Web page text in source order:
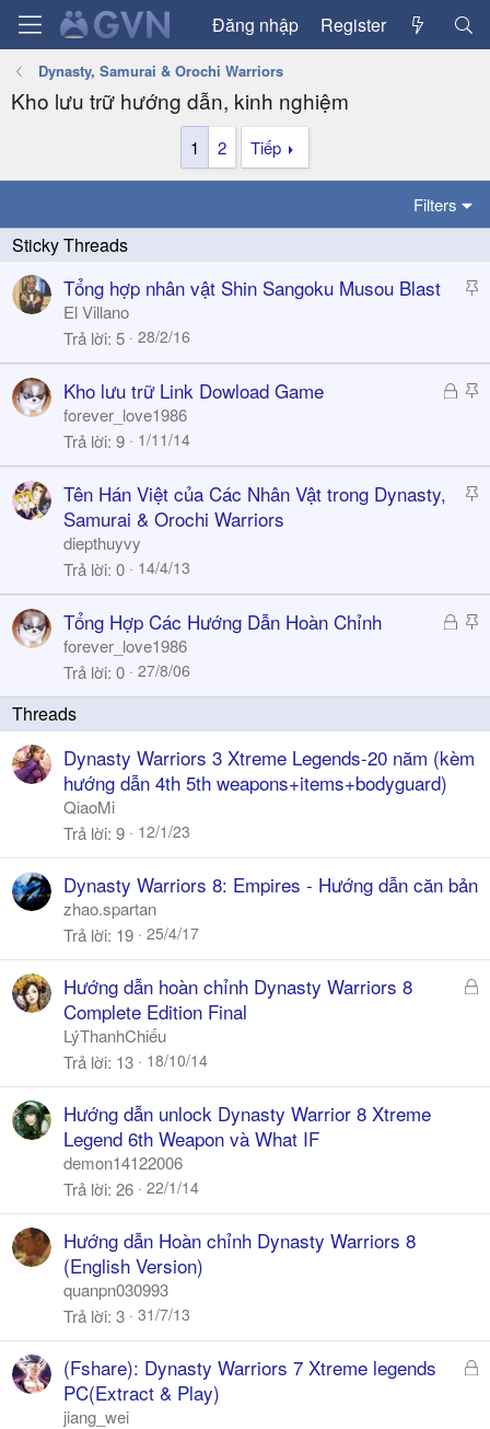
Đăng nhập Register
Dynasty, Samurai & Orochi Warriors
Kho lưu trữ hướng dẫn, kinh nghiệm
1 2 Tiếp
Filters
S
c
k
Tổng hợp nhân vật Shin Sangoku Musou Blast
El Villano
Trả lời 5 28/2/16
Đ
h
S
c
k
Kho lưu trữ Link Dowload Game
forever_love1986
Trả lời 9 1/11/14
S
k
y
Tên Hán Việt của Các Nhân Vật trong Dynasty,
Samurai & Orochi Warriors
diepthuyvy
Trả lời 0 14/4/13
Đ
h
a
S
c
y
Tổng Hợp Các Hướng Dẫn Hoàn Chỉnh
forever_love1986
Trả lời 0 27/8/06
Dynasty Warriors 3 Xtreme Legends-20 năm (kèm
hướng dẫn 4th 5th weapons+items+bodyguard)
QiaoMi
Trả lời 9 12/1/23
Dynasty Warriors 8: Empires - Hướng dẫn căn bản
zhao.spartan
Trả lời 19 25/4/17
Đ
ó
Hướng dẫn hoàn chỉnh Dynasty Warriors 8
Complete Edition Final
LýThanhChiếu
Trả lời 13 18/10/14
Hướng dẫn unlock Dynasty Warrior 8 Xtreme
Legend 6th Weapon và What IF
demon14122006
Trả lời 26 22/1/14
Hướng dẫn Hoàn chỉnh Dynasty Warriors 8
(English Version)
quanpn030993
Trả lời 3 31/7/13
Đ
(Fshare): Dynasty Warriors 7 Xtreme legends
PC(Extract & Play)
jiang_wei